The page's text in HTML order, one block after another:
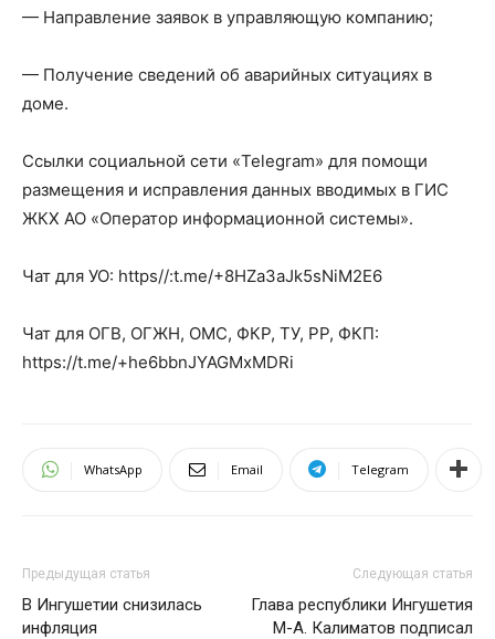
— Направление заявок в управляющую компанию;
— Получение сведений об аварийных ситуациях в
доме.
Ссылки социальной сети «Telegram» для помощи
размещения и исправления данных вводимых в ГИС
ЖКХ АО «Оператор информационной системы».
Чат для УО: https//:t.me/+8HZa3aJk5sNiM2E6
Чат для ОГВ, ОГЖН, ОМС, ФКР, ТУ, РР, ФКП:
https://t.me/+he6bbnJYAGMxMDRi
WhatsApp Email Telegram
Предыдущая статья
В Ингушетии снизилась
инфляция
Следующая статья
Глава республики Ингушетия
М-А. Калиматов подписал